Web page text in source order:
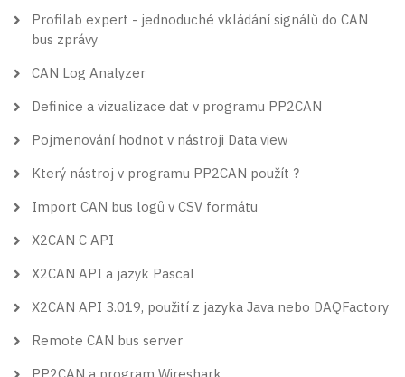
Profilab expert - jednoduché vkládání signálů do CAN
bus zprávy
CAN Log Analyzer
Definice a vizualizace dat v programu PP2CAN
Pojmenování hodnot v nástroji Data view
Který nástroj v programu PP2CAN použít ?
Import CAN bus logů v CSV formátu
X2CAN C API
X2CAN API a jazyk Pascal
X2CAN API 3.019, použití z jazyka Java nebo DAQFactory
Remote CAN bus server